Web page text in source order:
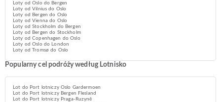
Loty od Oslo do Bergen
Loty od Vilnius do Oslo
Loty od Bergen do Oslo
Loty od Vienna do Oslo
Loty od Stockholm do Bergen
Loty od Bergen do Stockholm
Loty od Copenhagen do Oslo
Loty od Oslo do London
Loty od Tromsø do Oslo
Popularny cel podróży według Lotnisko
Lot do Port lotniczy Oslo Gardermoen
Lot do Port lotniczy Bergen Flesland
Lot do Port lotniczy Praga-Ruzyně